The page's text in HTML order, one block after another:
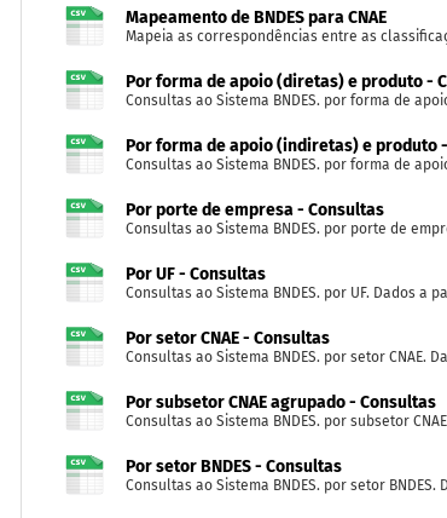
Mapeamento de BNDES para CNAE
Mapeia as correspondências entre as
Por forma de apoio (diretas) e produto -
Consultas ao Sistema BNDES. por forma de
Por forma de apoio (indiretas) e produto
Consultas ao Sistema BNDES. por forma de
Por porte de empresa - Consultas
Consultas ao Sistema BNDES. por porte de
Por UF - Consultas
Consultas ao Sistema BNDES. por UF. Dados a
Por setor CNAE - Consultas
Consultas ao Sistema BNDES. por setor CNAE.
Por subsetor CNAE agrupado - Consultas
Consultas ao Sistema BNDES. por subsetor
Por setor BNDES - Consultas
Consultas ao Sistema BNDES. por setor BNDES.